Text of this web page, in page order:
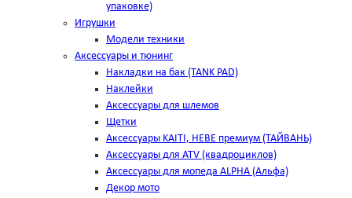
упаковке)
Игрушки
Модели техники
Аксессуары и тюнинг
Накладки на бак (TANK PAD)
Наклейки
Аксессуары для шлемов
Щетки
Аксессуары KAITI, HEBE премиум (ТАЙВАНЬ)
Аксессуары для ATV (квадроциклов)
Аксессуары для мопеда ALPHA (Альфа)
Декор мото